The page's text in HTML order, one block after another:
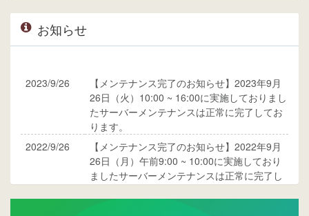
お知らせ
2023/9/26
【メンテナンス完了のお知らせ】2023年9月
26日（火）10:00 ~ 16:00に実施しておりまし
たサーバーメンテナンスは正常に完了してお
ります。
2022/9/26
【メンテナンス完了のお知らせ】2022年9月
26日（月）午前9:00 ~ 10:00に実施しており
ましたサーバーメンテナンスは正常に完了し